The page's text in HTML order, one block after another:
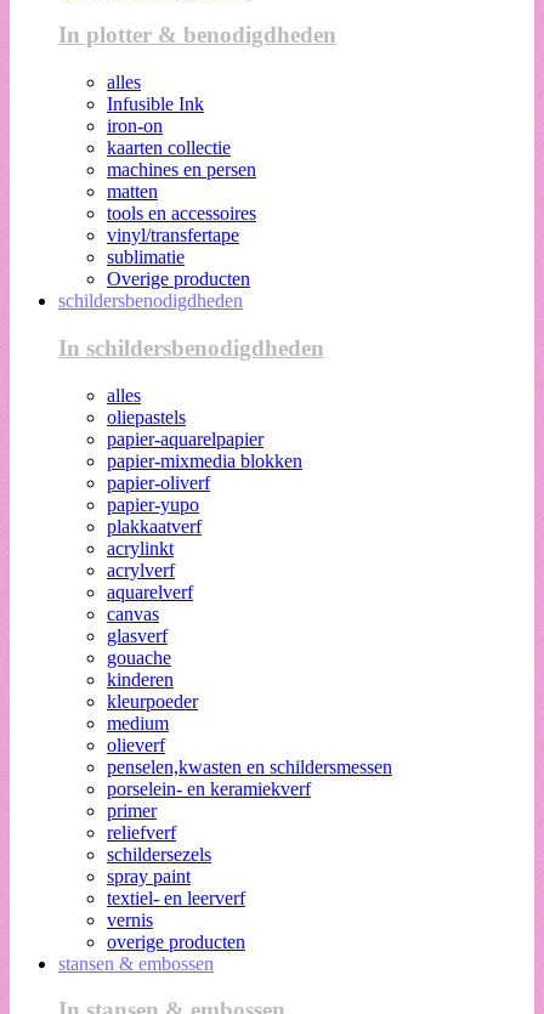
In plotter & benodigdheden
alles
Infusible Ink
iron-on
kaarten collectie
machines en persen
matten
tools en accessoires
vinyl/transfertape
sublimatie
Overige producten
schildersbenodigdheden
In schildersbenodigdheden
alles
oliepastels
papier-aquarelpapier
papier-mixmedia blokken
papier-oliverf
papier-yupo
plakkaatverf
acrylinkt
acrylverf
aquarelverf
canvas
glasverf
gouache
kinderen
kleurpoeder
medium
olieverf
penselen,kwasten en schildersmessen
porselein- en keramiekverf
primer
reliefverf
schildersezels
spray paint
textiel- en leerverf
vernis
overige producten
stansen & embossen